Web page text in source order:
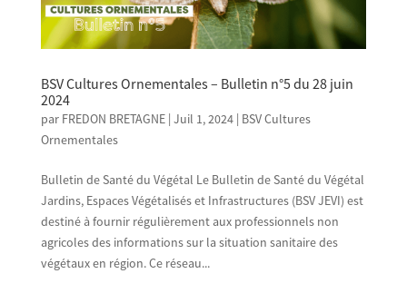
BSV Cultures Ornementales – Bulletin n°5 du 28 juin
2024
par FREDON BRETAGNE| Juil 1, 2024| BSV Cultures
Ornementales
Bulletin de Santé du Végétal Le Bulletin de Santé du Végétal
Jardins, Espaces Végétalisés et Infrastructures (BSV JEVI) est
destiné à fournir régulièrement aux professionnels non
agricoles des informations sur la situation sanitaire des
végétaux en région. Ce réseau...